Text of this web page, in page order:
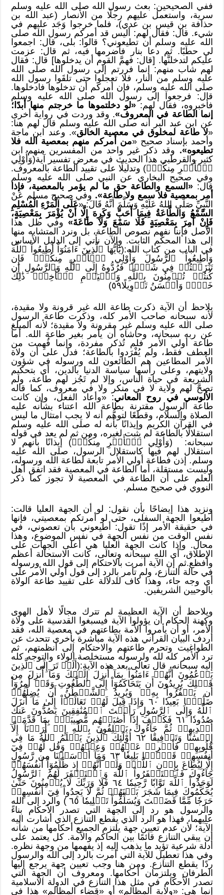
ففي الصحيحين: بعث رسول الله صلى الله عليه وسلم
سرية، واستعمل عليهم رجلًا من الأنصار (عبد الله بن
حذافة بن قيس بن عدي)، فلما خرجوا وَجَد عليهم في
شيء. قال: فقال لهم: أليس قد أمركم رسول الله صلى
الله عليه وسلم أن تطيعوني؟ قالوا: بلى، قال: اجمعوا
لي حطبًا. ثم دعا بنار فأضرمها فيه، ثم قال: عزمت
عليكم لتدخلنَّها. [قال: فهمَّ القوم أن يدخلوها] قال: فقال
لهم شاب منهم: إنما فررتم إلى رسول الله صلى الله
عليه وسلم من النار، فلا تعجلوا حتى تلقَوا رسول الله
صلى الله عليه وسلم، فإن أمركم أن تدخلوها فادخلوها.
قال: فرجعوا إلى رسول الله صلى الله عليه وسلم
فأخبروه، فقال لهم:«لو دخلتموها ما خرجتم منها أبدًا؛
إنما الطاعة في المعروف». وقد وردت في رواية أخرى
عن ابن عبد البر أنه صلى الله عليه وسلم قال لهم هنا:
«لا طاعة لمخلوق في معصية الخالق». وعند ابن ماجة
وأحمد بإسناد صحيح «من أمركم منهم بمعصية الله فلا
تطيعوه». وقد ذكر غير واحد من المفسرين منهم ابن
كثير والقرطبي هذا الحديث في معرض تفسير آية(وَأُوْلِي
ٱلۡأَمۡرِ مِنكُمۡۖ) وتدليلًا على تقييد الطاعة بالمعروف.
وفي صحيح البخاري عن النبي صلى الله عليه وسلم
قال: «السمع والطاعة حق ما لم يؤمر بالمعصية، فإذا
أمر بمعصية فلا سمع ولا طاعة». وفي صحيح مسلم عَنْ
النَّبِيِّ صَلَّى اللهُ عَلَيْهِ وَسَلَّمَ أَنَّهُ قَالَ: «عَلَى الْمَرْءِ الْمُسْلِمِ
السَّمْعُ وَالطَّاعَةُ فِيمَا أَحَبَّ وَكَرِهَ إِلَّا أَنْ يُؤْمَرَ بِمَعْصِيَةٍ،
فَإِنْ أُمِرَ بِمَعْصِيَةٍ فَلَا سَمْعَ وَلَا طَاعَةَ»وفي ظل هذا
الأصل فإننا نفهم نصوص الطاعة، بل ونرد المتشابه منها
إلى هذا المحكم الثابت. والآن نأتي إلى الدليل الأساس
في الباب من كتاب الله:(يَٰٓأَيُّهَا ٱلَّذِينَ ءَامَنُوٓاْ أَطِيعُواْ ٱللَّهَ
وَأَطِيعُواْ ٱلرَّسُولَ وَأُوْلِي ٱلۡأَمۡرِ مِنكُمۡۖ فَإِن
تَنَٰزَعۡتُمۡ فِي شَيۡءٖ فَرُدُّوهُ إِلَى ٱللَّهِ وَٱلرَّسُولِ إِن
كُنتُمۡ تُؤۡمِنُونَ بِٱللَّهِ وَٱلۡيَوۡمِ ٱلۡأٓخِرِۚ ذَٰلِكَ
خَيۡرٞ وَأَحۡسَنُ تَأۡوِيلًا٥٩)
يلاحظ أن الآية ذكرت طاعة الله غير قرونة ولا مقيدة،
لأنه سبحانه صاحب الأمر كله، وذكرت طاعة الرسول
صلى الله عليه وسلم غير مقرونة ولا مقيدة؛ لأنه المبلغ
عن ربه سبحانه، وحاشاه أن يأمر بغير طاعة الله. أما
طاعة أولي الأمر فلم تُذكر مفردة، وإنما فُهِمت من
العطف فقط، ولم يُفْرَدوا بالطاعة؛ فدل على أن ولاة
الأمر المطاعين هم الطائعون لله ورسوله في شؤون
ولايتهم، وعلى رأسها سياسة الدنيا بالدين، أي بتحكيم
الشريعة في حياة الناس، وإلا لم تَجُز لهم طاعة، ولم
تصحَّ لهم ولاية لا في منكر ولا في معروف، كما قاله
الألوسي في روح المعاني: «وأعاد الفعل، وإن كانت
طاعة الرسول مقترنة بطاعة الله اعتناء بشأنه عليه
الصلاة والسلام، وقطعًا لتوهُّم أنه لا يجب امتثال ما ليس
في القرآن الكريم وإيذانًا بأنه له صلى الله عليه وسلم
استقلالًا بالطاعة لم يثبت لغيره، ومن ثم لم يعد في قوله
سبحانه: (وَأُوْلِي ٱلۡأَمۡرِ مِنكُمۡۖ) إيذانًا بأنهم لا
استقلال لهم فيها كاستقلال الرسول، صلى الله عليه
وسلم . إذن فطاعة أولي الأمر تابعة لطاعة الله ورسوله،
وليست مستقلة، أما الطاعة في المعصية فقد اتفق أهل
العلم على أن الطاعة في المعصية لا تجوز كما ذكر
النووي في صحيح مسلم.
ونزيد هذا إيضاحًا بأن نقول: لو أن الجهة العليا قالت:
أطيعوا الجهة السفلى، حتى لو أمرتكم بمعصيتي، فإنها
في حقيقة الأمر إذًا تقول: أطيعوني بأن تعصوني، في
نفس الوقت من نفس الجهة في نفس الموضوع، وهذا
محال. وإذا كانت الجهة العليا هي أعلى الجهات على
الإطلاق، أي الله سبحانه وتعالى، كانت الاستحالة أعظم
وأفظع.ثم إن الآية أمرت بالاحتكام إلى قول الله ورسوله
في حالة التنازع، ولم تأمر بالرد إلى قول أولي الأمر على
أي وجه جاء، وهذا كاف للدلالة على تقييد طاعة الولاة
بالوحيين الشريفين.
ويلاحظ أن الآية العظيمة لم تترك مجالًا لأهل الهوى
وكهنة الحكام أن يؤولوا الآية فيسبغوا القدسية على ولاة
الأمر، أو أن يأمروا الأمة بطاعتهم في معصية الله، فقد
أردف البيان القرآني هذه الآية مباشرة بأخرى تتحدث عن
الطواغيت وتحرم طاعتهم والاحتكام إلى أنظمتهم، ثم
ترد الأمر كله لله ولرسوله مستخلصة الولاء والتوجه كله
إليه سبحانه، قال تعالى بعد هذه الآية:(أَلَمۡ تَرَ إِلَى ٱلَّذِينَ
يَزۡعُمُونَ أَنَّهُمۡ ءَامَنُواْ بِمَآ أُنزِلَ إِلَيۡكَ وَمَآ أُنزِلَ مِن
قَبۡلِكَ يُرِيدُونَ أَن يَتَحَاكَمُوٓاْ إِلَى ٱلطَّٰغُوتِ وَقَدۡ أُمِرُوٓاْ
أَن يَكۡفُرُواْ بِهِۦۖ وَيُرِيدُ ٱلشَّيۡطَٰنُ أَن يُضِلَّهُمۡ
ضَلَٰلَۢا بَعِيدٗا ٦٠ وَإِذَا قِيلَ لَهُمۡ تَعَالَوۡاْ إِلَىٰ مَآ أَنزَلَ
ٱللَّهُ وَإِلَى ٱلرَّسُولِ رَأَيۡتَ ٱلۡمُنَٰفِقِينَ يَصُدُّونَ عَنكَ
صُدُودٗا ٦١ فَكَيۡفَ إِذَآ أَصَٰبَتۡهُم مُّصِيبَةُۢ بِمَا قَدَّمَتۡ
أَيۡدِيهِمۡ ثُمَّ جَآءُوكَ يَحۡلِفُونَ بِٱللَّهِ إِنۡ أَرَدۡنَآ إِلَّآ
إِحۡسَٰنٗا وَتَوۡفِيقًا ٦٢ أُوْلَٰٓئِكَ ٱلَّذِينَ يَعۡلَمُ ٱللَّهُ مَا فِي
قُلُوبِهِمۡ فَأَعۡرِضۡ عَنۡهُمۡ وَعِظۡهُمۡ وَقُل لَّهُمۡ فِيٓ
أَنفُسِهِمۡ قَوۡلَۢا بَلِيغٗا ٦٣ وَمَآ أَرۡسَلۡنَا مِن رَّسُولٍ
إِلَّا لِيُطَاعَ بِإِذۡنِ ٱللَّهِۚ وَلَوۡ أَنَّهُمۡ إِذ ظَّلَمُوٓاْ أَنفُسَهُمۡ
جَآءُوكَ فَٱسۡتَغۡفَرُواْ ٱللَّهَ وَٱسۡتَغۡفَرَ لَهُمُ ٱلرَّسُولُ
لَوَجَدُواْ ٱللَّهَ تَوَّابٗا رَّحِيمٗا ٦٤ فَلَا وَرَبِّكَ لَا يُؤۡمِنُونَ حَتَّىٰ
يُحَكِّمُوكَ فِيمَا شَجَرَ بَيۡنَهُمۡ ثُمَّ لَا يَجِدُواْ فِيٓ أَنفُسِهِمۡ
حَرَجٗا مِّمَّا قَضَيۡتَ وَيُسَلِّمُواْ تَسۡلِيمٗا ٦٥ ) والرد إلى الله
والرسول هو رد إلى الجهة التي تصدر الأحكام بناءً
عليهما، فهذا هو الرد الذي يقطع التنازع الذي أشارت اليه
الآية؛ لأن عدم تعيين جهة يلتزم الجميع أحكامها من شأنه
أن يبقي التنازع قائمًا بين الحاكم والأمة. كل يعتمد على
أدلة شرعية تؤيد ما يذهب إليه إذ يفهمها من وجهة نظره.
وفي هذا تعطيل للآية التي أمرت بالرد إلى الله والرسول
ردًا يقطع التنازع. ومن هنا وجب تعيين جهة يرجع إليها
الطرفان ويلتزمان أحكامها. ومعروف أن الجهة التي
تصدر الأحكام في مثل هذا التنازع في الدولة الاسلامية
إنما هي: «ولاية المظالم» أو «قضاء المظالم» هذا في